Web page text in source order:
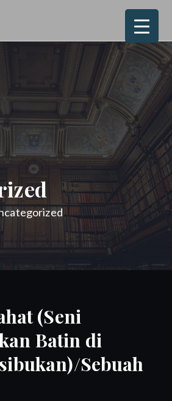
Zakiyah
Darojah
(Seni
Batin di
Sebuah